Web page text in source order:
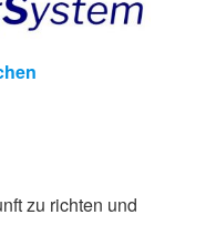
zu richten und